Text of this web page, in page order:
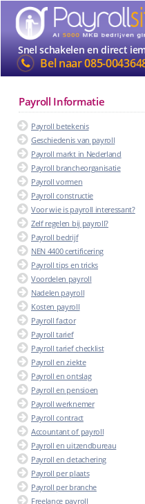
Snel schakelen en direct
Bel naar085-
Payroll Informatie
Payroll betekenis
Geschiedenis van payroll
Payroll markt in Nederland
Payroll brancheorganisatie
Payroll vormen
Payroll constructie
Voor wie is payroll interessant?
Zelf regelen bij payroll?
Payroll bedrijf
NEN 4400 certificering
Payroll tips en tricks
Voordelen payroll
Nadelen payroll
Kosten payroll
Payroll factor
Payroll tarief
Payroll tarief checklist
Payroll en ziekte
Payroll en ontslag
Payroll en pensioen
Payroll werknemer
Payroll contract
Accountant of payroll
Payroll en uitzendbureau
Payroll en detachering
Payroll per plaats
Payroll per branche
Freelance payroll